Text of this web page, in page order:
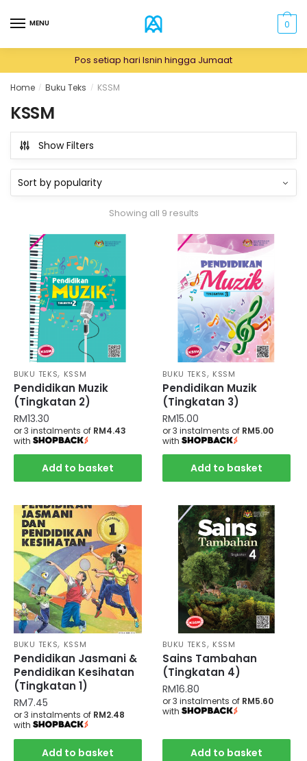
to
to
MENU 0
Pos setiap hari Isnin hingga Jumaat
Home / Buku Teks / KSSM
KSSM
Show Filters
Showing all 9 results
BUKU TEKS, KSSM
Pendidikan Muzik
(Tingkatan 2)
RM13.30
or 3 instalments of RM4.43
with
Add to basket
BUKU TEKS, KSSM
Pendidikan Muzik
(Tingkatan 3)
RM15.00
or 3 instalments of RM5.00
with
Add to basket
BUKU TEKS, KSSM
Pendidikan Jasmani &
Pendidikan Kesihatan
(Tingkatan 1)
RM7.45
or 3 instalments of RM2.48
with
Add to basket
BUKU TEKS, KSSM
Sains Tambahan
(Tingkatan 4)
RM16.80
or 3 instalments of RM5.60
with
Add to basket